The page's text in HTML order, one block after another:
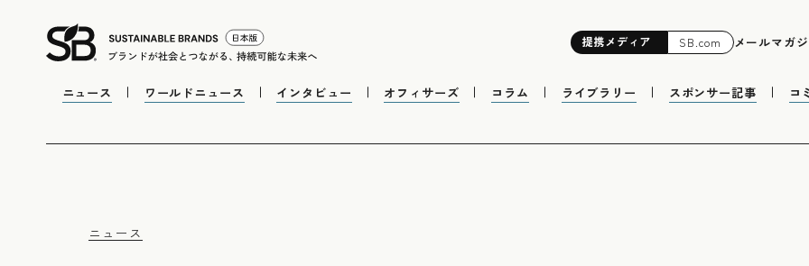
提携メディア SB.com メールマガ
ニュース ワールドニュース インタビュー オフィサーズ コラム ライブラリー スポンサー記事 コ
ニュース